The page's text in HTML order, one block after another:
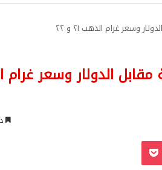
وسعر غرام الذهب ٢١ و ٢٢
الدولار وسعر
‫Pocket